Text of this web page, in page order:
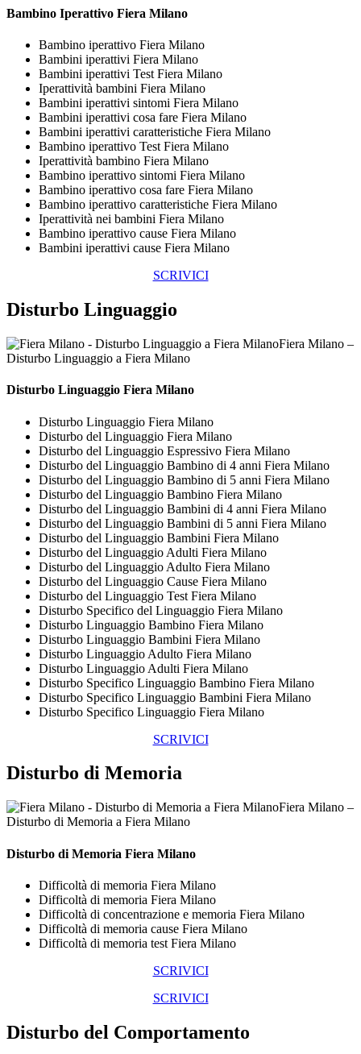
Bambino Iperattivo Fiera Milano
Bambino iperattivo Fiera Milano
Bambini iperattivi Fiera Milano
Bambini iperattivi Test Fiera Milano
Iperattività bambini Fiera Milano
Bambini iperattivi sintomi Fiera Milano
Bambini iperattivi cosa fare Fiera Milano
Bambini iperattivi caratteristiche Fiera Milano
Bambino iperattivo Test Fiera Milano
Iperattività bambino Fiera Milano
Bambino iperattivo sintomi Fiera Milano
Bambino iperattivo cosa fare Fiera Milano
Bambino iperattivo caratteristiche Fiera Milano
Iperattività nei bambini Fiera Milano
Bambino iperattivo cause Fiera Milano
Bambini iperattivi cause Fiera Milano
SCRIVICI
Disturbo Linguaggio
Fiera Milano –
Disturbo Linguaggio a Fiera Milano
Disturbo Linguaggio Fiera Milano
Disturbo Linguaggio Fiera Milano
Disturbo del Linguaggio Fiera Milano
Disturbo del Linguaggio Espressivo Fiera Milano
Disturbo del Linguaggio Bambino di 4 anni Fiera Milano
Disturbo del Linguaggio Bambino di 5 anni Fiera Milano
Disturbo del Linguaggio Bambino Fiera Milano
Disturbo del Linguaggio Bambini di 4 anni Fiera Milano
Disturbo del Linguaggio Bambini di 5 anni Fiera Milano
Disturbo del Linguaggio Bambini Fiera Milano
Disturbo del Linguaggio Adulti Fiera Milano
Disturbo del Linguaggio Adulto Fiera Milano
Disturbo del Linguaggio Cause Fiera Milano
Disturbo del Linguaggio Test Fiera Milano
Disturbo Specifico del Linguaggio Fiera Milano
Disturbo Linguaggio Bambino Fiera Milano
Disturbo Linguaggio Bambini Fiera Milano
Disturbo Linguaggio Adulto Fiera Milano
Disturbo Linguaggio Adulti Fiera Milano
Disturbo Specifico Linguaggio Bambino Fiera Milano
Disturbo Specifico Linguaggio Bambini Fiera Milano
Disturbo Specifico Linguaggio Fiera Milano
SCRIVICI
Disturbo di Memoria
Fiera Milano –
Disturbo di Memoria a Fiera Milano
Disturbo di Memoria Fiera Milano
Difficoltà di memoria Fiera Milano
Difficoltà di memoria Fiera Milano
Difficoltà di concentrazione e memoria Fiera Milano
Difficoltà di memoria cause Fiera Milano
Difficoltà di memoria test Fiera Milano
SCRIVICI
SCRIVICI
Disturbo del Comportamento